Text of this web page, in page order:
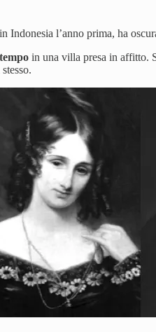
Indonesia l’anno prima, ha
in una villa presa in affitto.